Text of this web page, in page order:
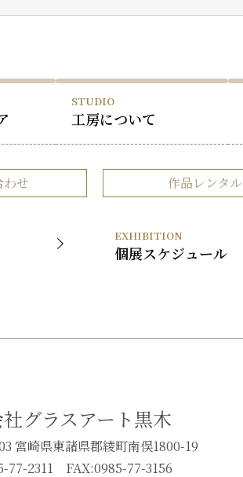
STUDIO
工房について
せ 作品レンタル
EXHIBITION
個展スケジュール
グラスアート黒木
宮崎県東諸県郡綾町南俣1800-19
77-2311 FAX:0985-77-3156